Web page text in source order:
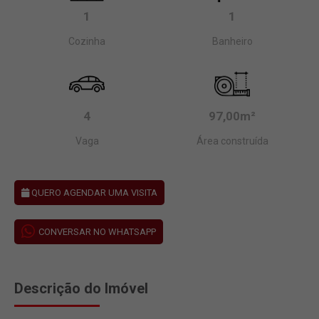
1
Cozinha
1
Banheiro
4
Vaga
97,00m²
Área construída
QUERO AGENDAR UMA VISITA
CONVERSAR NO WHATSAPP
Descrição do Imóvel